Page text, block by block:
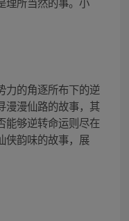
力的角逐所布下的逆
漫漫仙路的故事，其
能够逆转命运则尽在
侠韵味的故事，展